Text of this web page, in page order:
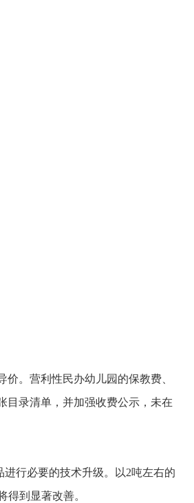
。营利性民办幼儿园的保教费、
目录清单，并加强收费公示，未在
行必要的技术升级。以2吨左右的
到显著改善。